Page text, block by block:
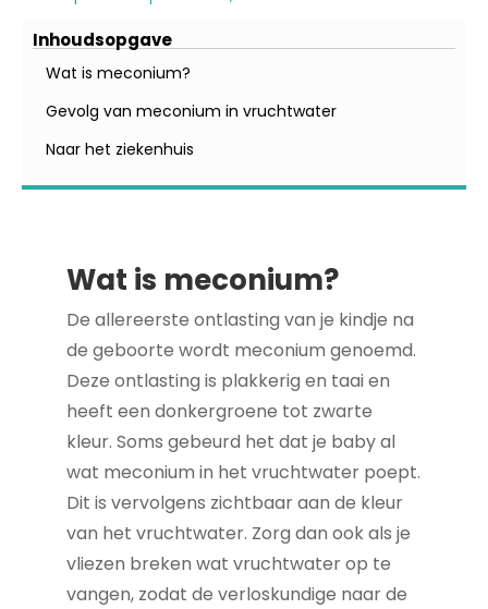
Inhoudsopgave
Wat is meconium?
Gevolg van meconium in vruchtwater
Naar het ziekenhuis
Wat is meconium?
De allereerste ontlasting van je kindje na
de geboorte wordt meconium genoemd.
Deze ontlasting is plakkerig en taai en
heeft een donkergroene tot zwarte
kleur. Soms gebeurd het dat je baby al
wat meconium in het vruchtwater poept.
Dit is vervolgens zichtbaar aan de kleur
van het vruchtwater. Zorg dan ook als je
vliezen breken wat vruchtwater op te
vangen, zodat de verloskundige naar de